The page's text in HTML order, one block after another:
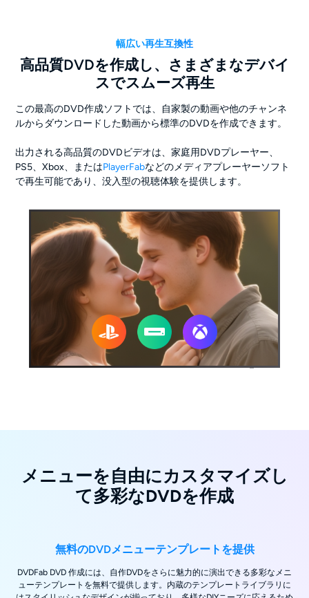
幅広い再生互換性
高品質DVDを作成し、さまざまなデバイ
スでスムーズ再生
この最高のDVD作成ソフトでは、自家製の動画や他のチャンネ
ルからダウンロードした動画から標準のDVDを作成できます。
出力される高品質のDVDビデオは、家庭用DVDプレーヤー、
PS5、Xbox、またはPlayerFabなどのメディアプレーヤーソフト
で再生可能であり、没入型の視聴体験を提供します。
メニューを自由にカスタマイズし
て多彩なDVDを作成
無料のDVDメニューテンプレートを提供
DVDFab DVD 作成には、自作DVDをさらに魅力的に演出できる多彩なメニ
ューテンプレートを無料で提供します。内蔵のテンプレートライブラリに